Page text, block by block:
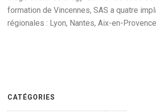
formation de Vincennes, SAS a quatre
régionales : Lyon, Nantes, Aix-en-
CATÉGORIES